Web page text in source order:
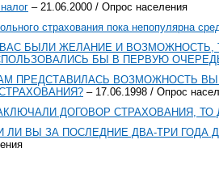
– 21.06.2000 / Опрос населения
страхования пока непопулярна
БЫЛИ ЖЕЛАНИЕ И ВОЗМОЖНОСТЬ,
БЫ В ПЕРВУЮ ОЧЕРЕДЬ?
ПРЕДСТАВИЛАСЬ ВОЗМОЖНОСТЬ
– 17.06.1998 / Опрос
ДОГОВОР СТРАХОВАНИЯ,
ЛИ ВЫ ЗА ПОСЛЕДНИЕ ДВА-ТРИ ГОДА